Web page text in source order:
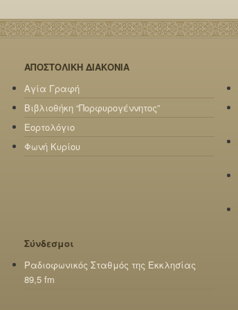
ΑΠΟΣΤΟΛΙΚΗ ΔΙΑΚΟΝΙΑ
Αγία Γραφή
Βιβλιοθήκη “Πορφυρογέννητος”
Εορτολόγιο
Φωνή Κυρίου
Σύνδεσμοι
Ραδιοφωνικός Σταθμός της Εκκλησίας
89,5 fm